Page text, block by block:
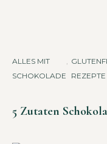
ALLES MIT
SCHOKOLADE
REZEPTE
5 Zutaten